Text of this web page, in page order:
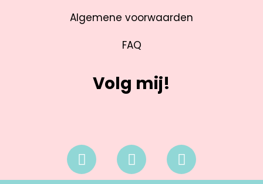
Algemene voorwaarden
FAQ
Volg mij!